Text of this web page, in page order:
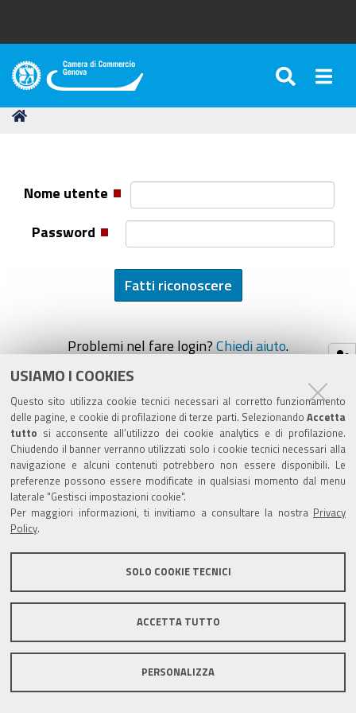
USIAMO I COOKIES
Questo sito utilizza cookie tecnici necessari al corretto funzionamento
delle pagine, e cookie di profilazione di terze parti. Selezionando Accetta
tutto si acconsente all’utilizzo dei cookie analytics e di profilazione.
Chiudendo il banner verranno utilizzati solo i cookie tecnici necessari alla
navigazione e alcuni contenuti potrebbero non essere disponibili. Le
preferenze possono essere modificate in qualsiasi momento dal menu
laterale "Gestisci impostazioni cookie".
Per maggiori informazioni, ti invitiamo a consultare la nostra
Privacy
Policy
SOLO COOKIE TECNICI
ACCETTA TUTTO
PERSONALIZZA
Camera
Commercio
Tu
Nome utente
Password
Problemi nel fare login? Chiedi aiuto